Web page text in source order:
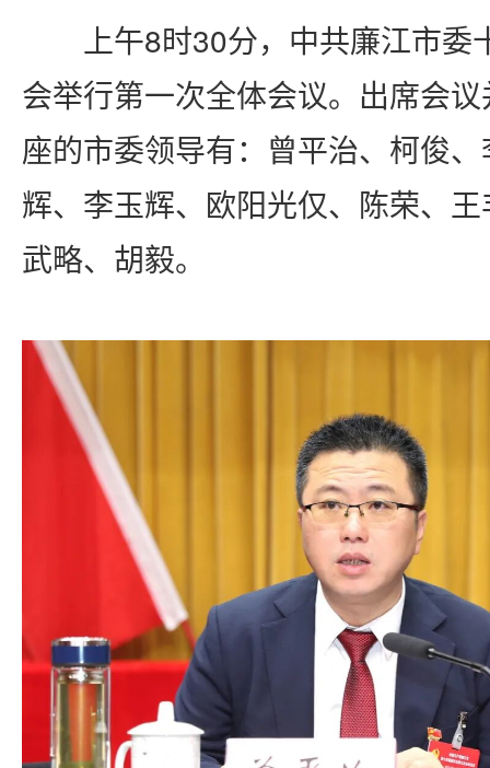
上午8时30分，中共廉江市委
会举行第一次全体会议。出席会
座的市委领导有：曾平治、柯俊
辉、李玉辉、欧阳光仅、陈荣、
武略、胡毅。